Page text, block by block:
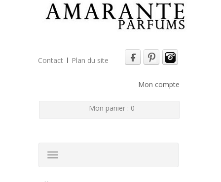
Contact Plan du site
Mon compte
Mon panier : 0